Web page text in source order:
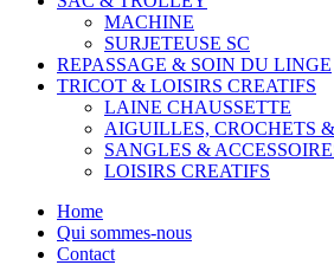
MACHINE
SURJETEUSE SC
REPASSAGE & SOIN DU LINGE
TRICOT & LOISIRS CREATIFS
LAINE CHAUSSETTE
AIGUILLES, CROCHETS
SANGLES &
LOISIRS CREATIFS
Home
Qui sommes-nous
Contact